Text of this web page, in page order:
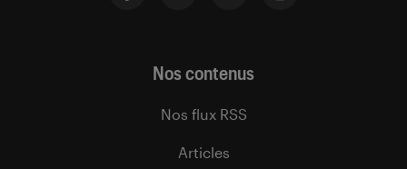
Nos contenus
Nos flux RSS
Articles